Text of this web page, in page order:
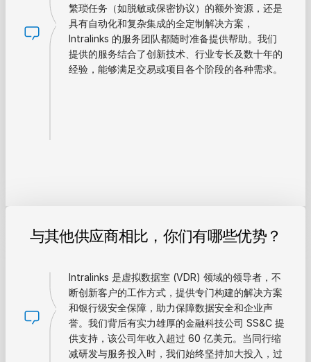
繁琐任务（如脱敏或保密协议）的额外资源，还是
具有自动化和复杂集成的全定制解决方案，
Intralinks 的服务团队都随时准备提供帮助。我们
提供的服务结合了创新技术、行业专长及数十年的
经验，能够满足交易或项目各个阶段的各种需求。
与其他供应商相比，你们有哪些优势？
Intralinks 是虚拟数据室 (VDR) 领域的领导者，不
断创新客户的工作方式，提供专门构建的解决方案
和银行级安全保障，助力保障数据安全和企业声
誉。我们背后有实力雄厚的金融科技公司 SS&C 提
供支持，该公司年收入超过 60 亿美元。当同行缩
减研发与服务投入时，我们始终坚持加大投入，过